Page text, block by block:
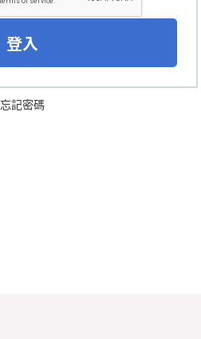
e
r
n
a
t
e
登入
忘記密碼